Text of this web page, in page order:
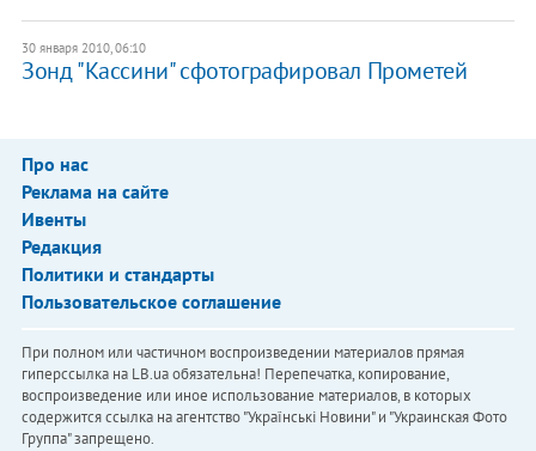
30 января 2010, 06:10
Зонд "Кассини" сфотографировал Прометей
Про нас
Реклама на сайте
Ивенты
Редакция
Политики и стандарты
Пользовательское соглашение
При полном или частичном воспроизведении материалов прямая
гиперссылка на LB.ua обязательна! Перепечатка, копирование,
воспроизведение или иное использование материалов, в которых
содержится ссылка на агентство "Українськi Новини" и "Украинская Фото
Группа" запрещено.